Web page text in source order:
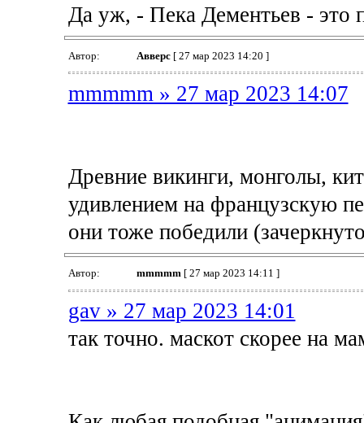
Да уж, - Пека Дементьев - это
Автор: Авверс[ 27 мар 2023 14:20 ]
mmmmm » 27 мар 2023 14:07
Древние викинги, монголы,
удивлением на французскую
они тоже победили
Автор: mmmmm [ 27 мар 2023 14:11 ]
gav » 27 мар 2023 14:01
так точно. маскот скорее на